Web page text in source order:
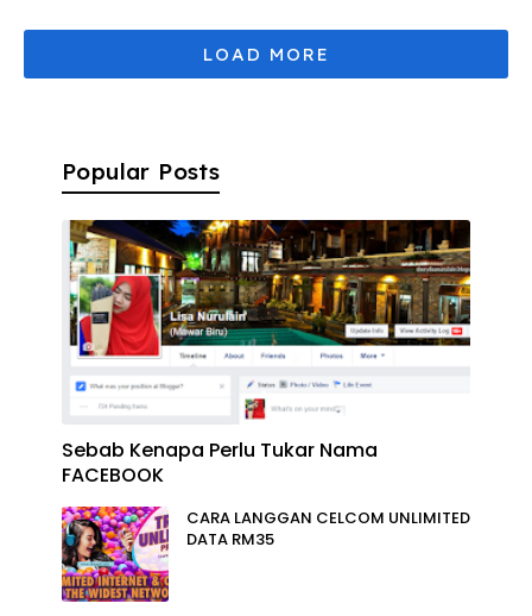
Popular Posts
Sebab Kenapa Perlu Tukar Nama
FACEBOOK
CARA LANGGAN CELCOM UNLIMITED
DATA RM35